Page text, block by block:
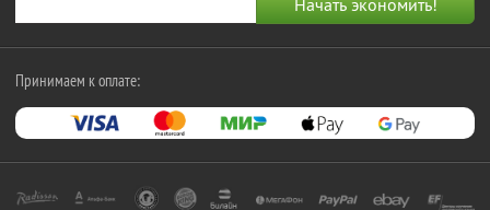
Принимаем к оплате: